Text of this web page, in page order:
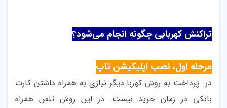
تراکنش کهربایی چگونه انجام می‌شود؟
مرحله اول، نصب اپلیکیشن تاپ
در پرداخت به روش کهربا دیگر نیازی به همراه داشتن کارت
بانکی در زمان خرید نیست. در این روش تلفن همراه